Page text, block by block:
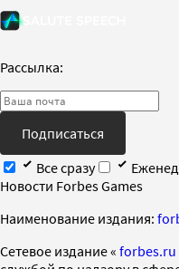
Рассылка:
Подписаться
Все сразу
Новости Forbes Games
Наименование издания:
Cетевое издание « forbes.ru